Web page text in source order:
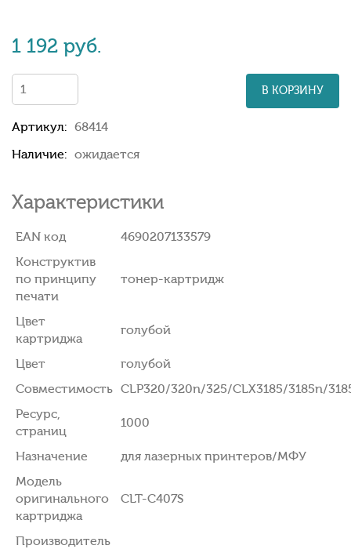
1 192 руб.
В КОРЗИНУ
Артикул: 68414
Наличие: ожидается
Характеристики
EAN код
4690207133579
Конструктив
по принципу
печати
тонер-картридж
Цвет
картриджа
голубой
Цвет
голубой
Совместимость CLP320/320n/325/CLX3185/3185n/
Ресурс,
страниц
1000
Назначение
для лазерных принтеров/МФУ
Модель
оригинального
картриджа
CLT-C407S
Производитель